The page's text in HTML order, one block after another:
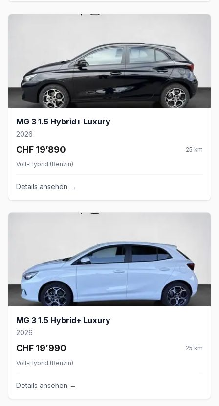
MG 3 1.5 Hybrid+ Luxury
2026
CHF 19’890 25 km
Voll-Hybrid (Benzin)
Details ansehen →
MG 3 1.5 Hybrid+ Luxury
2026
CHF 19’990 25 km
Voll-Hybrid (Benzin)
Details ansehen →